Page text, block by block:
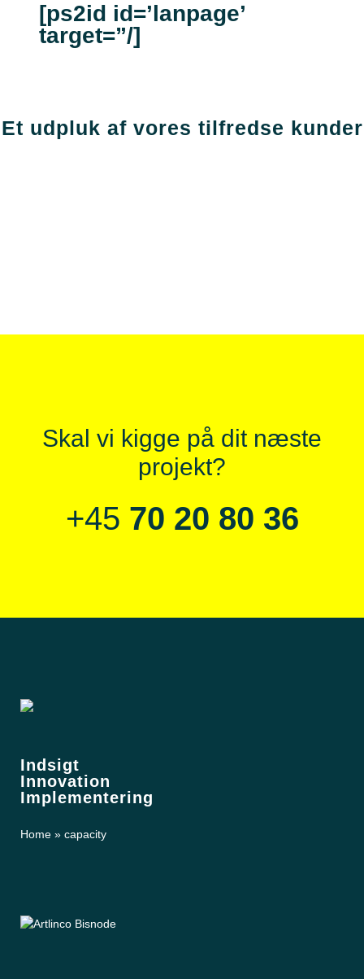
[ps2id id=’lanpage’
target=”/]
Et udpluk af vores tilfredse kunder
Skal vi kigge på dit næste
projekt?
+45 70 20 80 36
Indsigt
Innovation
Implementering
Home » capacity